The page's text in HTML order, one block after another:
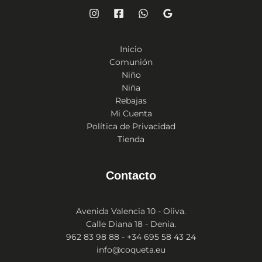
Inicio
Comunión
Niño
Niña
Rebajas
Mi Cuenta
Política de Privacidad
Tienda
Contacto
Avenida Valencia 10 - Oliva.
Calle Diana 18 - Denia.
962 83 98 88 - +34 695 58 43 24
info@coqueta.eu